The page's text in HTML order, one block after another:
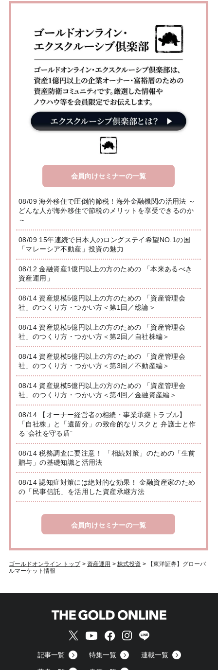
会員向けセミナーの一覧
08/09 海外移住で圧倒的節税！海外金融機関の活用法 ～
どんな人が海外移住で節税のメリットを享受できるのか
～
08/09 15年連続で日本人のロングステイ希望NO.1の国
「マレーシア不動産」投資の魅力
08/12 金融資産1億円以上の方のための 「本来あるべき
資産運用」
08/14 資産規模5億円以上の方のための 「資産管理会
社」のつくり方・つかい方＜第1回／総論＞
08/14 資産規模5億円以上の方のための 「資産管理会
社」のつくり方・つかい方＜第2回／自社株編＞
08/14 資産規模5億円以上の方のための 「資産管理会
社」のつくり方・つかい方＜第3回／不動産編＞
08/14 資産規模5億円以上の方のための 「資産管理会
社」のつくり方・つかい方＜第4回／金融資産編＞
08/14 【オーナー経営者の相続・事業承継トラブル】
「自社株」と「遺留分」の致命的なリスクと 弁護士と作
る”会社を守る盾”
08/14 税務調査に要注意！ 「相続対策」のための「生前
贈与」の基礎知識と活用法
08/14 認知症対策には絶対的な効果！ 金融資産家のため
の「民事信託」を活用した資産承継方法
会員向けセミナーの一覧
ゴールドオンライン トップ > 資産運用 > 株式投資 >
【東洋証券】グローバ
ルマーケット情報
記事一覧 特集一覧 連載一覧